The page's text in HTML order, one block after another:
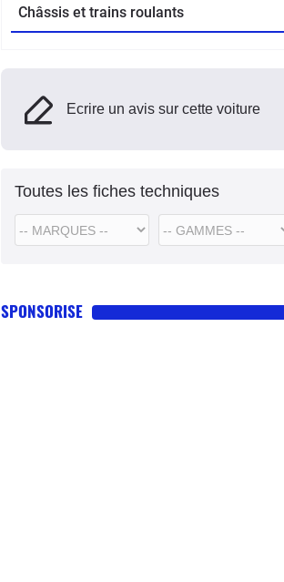
Châssis et trains roulants
Ecrire un avis sur cette voiture
Toutes les fiches techniques
SPONSORISE